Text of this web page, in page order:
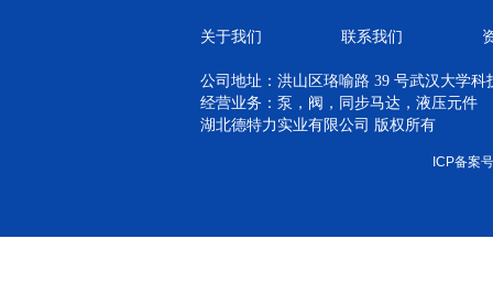
关于我们 联系我们
公司地址：洪山区珞喻路 39 号武汉大学科
经营业务：泵，阀，同步马达，液压元件
湖北德特力实业有限公司 版权所有
ICP备案